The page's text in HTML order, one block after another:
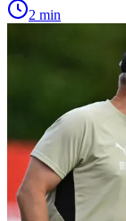
2 min